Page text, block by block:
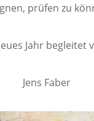
prüfen zu
Jahr begleitet
Jens Faber